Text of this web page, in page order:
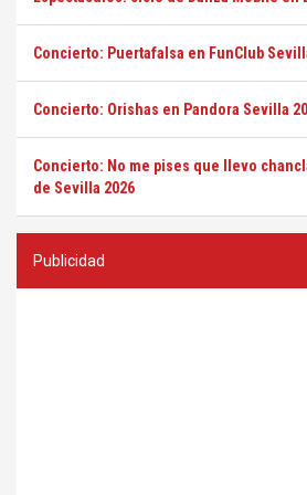
Concierto: Puertafalsa en FunClub
Concierto: Orishas en Pandora Sevilla
Concierto: No me pises que llevo
de Sevilla 2026
Publicidad